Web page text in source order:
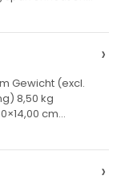
›
Gewicht (excl.
8,50 kg
cm
›